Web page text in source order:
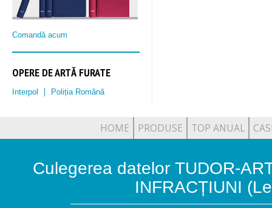
Comandă acum
OPERE DE ARTĂ FURATE
Interpol Poliția Română
HOME PRODUSE TOP ANUAL
Culegerea datelor TUDOR-
INFRACȚIUNI